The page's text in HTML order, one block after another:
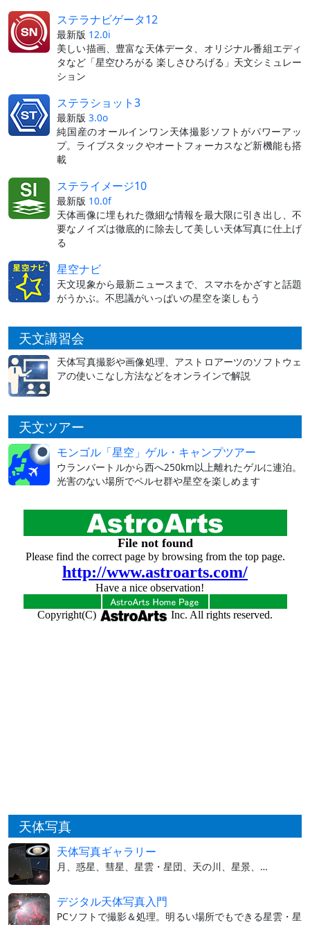
ステラナビゲータ12
最新版 12.0i
美しい描画、豊富な天体データ、オリジナル番組エディ
タなど「星空ひろがる 楽しさひろげる」天文シミュレー
ション
ステラショット3
最新版 3.0o
純国産のオールインワン天体撮影ソフトがパワーアッ
プ。ライブスタックやオートフォーカスなど新機能も搭
載
ステライメージ10
最新版 10.0f
天体画像に埋もれた微細な情報を最大限に引き出し、不
要なノイズは徹底的に除去して美しい天体写真に仕上げ
る
星空ナビ
天文現象から最新ニュースまで、スマホをかざすと話題
がうかぶ。不思議がいっぱいの星空を楽しもう
天文講習会
天体写真撮影や画像処理、アストロアーツのソフトウェ
アの使いこなし方法などをオンラインで解説
天文ツアー
モンゴル「星空」ゲル・キャンプツアー
ウランバートルから西へ250km以上離れたゲルに連泊。
光害のない場所でペルセ群や星空を楽しめます
天体写真
天体写真ギャラリー
月、惑星、彗星、星雲・星団、天の川、星景、…
デジタル天体写真入門
PCソフトで撮影＆処理。明るい場所でもできる星雲・星